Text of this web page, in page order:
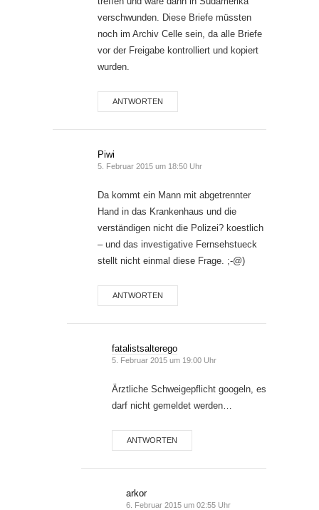
verschwunden. Diese Briefe müssten
noch im Archiv Celle sein, da alle Briefe
vor der Freigabe kontrolliert und kopiert
wurden.
ANTWORTEN
Piwi
5. Februar 2015 um 18:50 Uhr
Da kommt ein Mann mit abgetrennter
Hand in das Krankenhaus und die
verständigen nicht die Polizei? koestlich
– und das investigative Fernsehstueck
stellt nicht einmal diese Frage. ;-@)
ANTWORTEN
fatalistsalterego
5. Februar 2015 um 19:00 Uhr
Ärztliche Schweigepflicht googeln, es
darf nicht gemeldet werden…
ANTWORTEN
arkor
6. Februar 2015 um 02:55 Uhr